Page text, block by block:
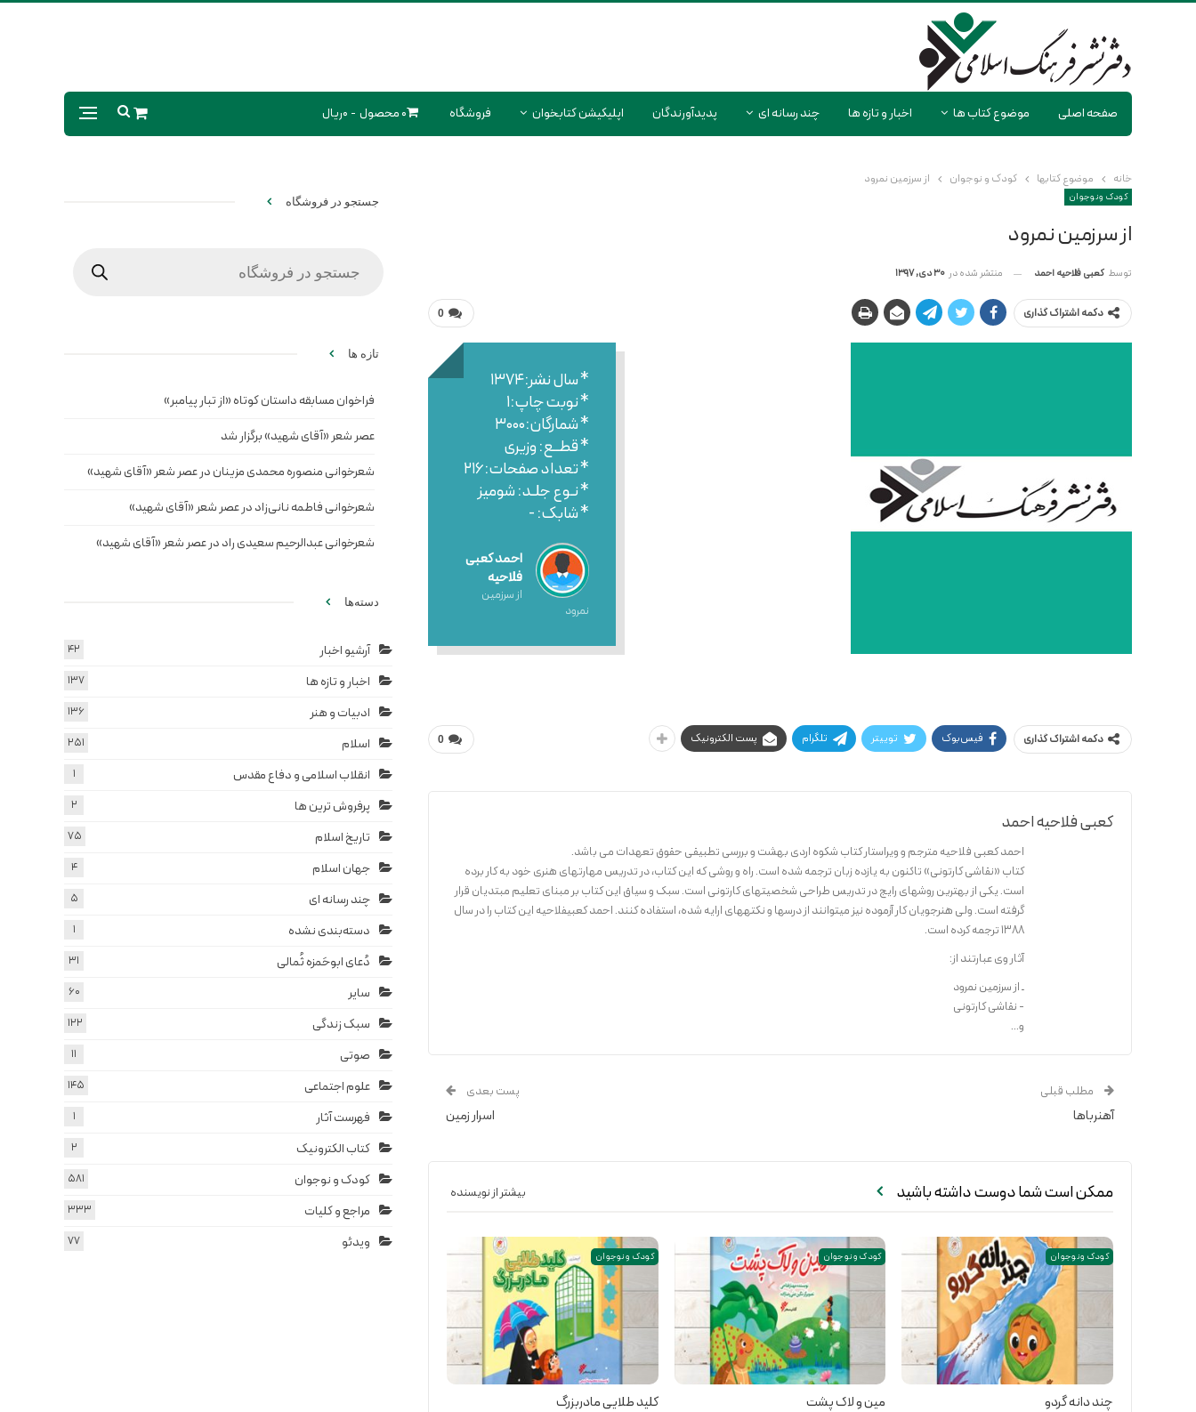
صفحه اصلی موضوع کتاب ها اخبار و تازه ها چند رسانه ای پدیدآورندگان اپلیکیشن کتابخوان فروشگاه 0 محصول 0ریال
خانه موضوع کتابها کودک و نوجوان از سرزمین نمرود
کودک و نوجوان
از سرزمین نمرود
توسط کعبی فلاحیه احمد منتشر شده در 30 دی, 1397
0 دکمه اشتراک گذاری
* سال نشر:۱۳۷۴
* نوبت چاپ:۱
* شمارگان:۳۰۰۰
* قطــع: وزیری
* تعداد صفحات:۲۱۶
* نـوع جلـد: شومیز
* شابک: -
احمد کعبی
فلاحیه
از سرزمین
نمرود
0 دکمه اشتراک گذاری فیس‌بوک توییتر تلگرام پست الکترونیک
کعبی فلاحیه احمد
احمد کعبی فلاحیه مترجم و ویراستار کتاب شکوه اردی بهشت و بررسی تطبیقی حقوق تعهدات می باشد.
کتاب «نقاشی کارتونی» تاکنون به یازده زبان ترجمه شده است. راه و روشی که این کتاب، در تدریس مهارت‎های هنری خود به کار برده
است. یکی از بهترین روش‎های رایج در تدریس طراحی شخصیت‎های کارتونی است. سبک و سیاق این کتاب بر مبنای تعلیم مبتدیان قرار
گرفته است. ولی هنرجویان کار آزموده نیز می‎توانند از درس‎ها و نکته‎های ارایه شده، استفاده کنند. احمد کعبی‎فلاحیه این کتاب را در سال
1388 ترجمه کرده است.
آثار وی عبارتند از:
ـ از سرزمین نمرود
- نقاشی کارتونی
و...
مطلب قبلی
آهنرباها
پست بعدی
اسرار زمین
ممکن است شما دوست داشته باشید بیشتر از نویسنده
کودک و نوجوان
چند دانه گردو
کودک و نوجوان
مین و لاک پشت
کودک و نوجوان
کلید طلایی مادربزرگ
جستجو در فروشگاه
تازه ها
فراخوان مسابقه داستان کوتاه «از تبار پیامبر»
عصر شعر «آقای شهید» برگزار شد
شعرخوانی منصوره محمدی مزینان در عصر شعر «آقای شهید»
شعرخوانی فاطمه نانی‌زاد در عصر شعر «آقای شهید»
شعرخوانی عبدالرحیم سعیدی راد در عصر شعر «آقای شهید»
دسته‌ها
آرشیو اخبار 42
اخبار و تازه ها 137
ادبیات و هنر 136
اسلام 251
انقلاب اسلامی و دفاع مقدس 1
پرفروش ترین ها 2
تاریخ اسلام 75
جهان اسلام 4
چند رسانه ای 5
دسته‌بندی نشده 1
دُعای ابوحَمزه ثُمالی 31
سایر 60
سبک زندگی 122
صوتی 11
علوم اجتماعی 145
فهرست آثار 1
کتاب الکترونیک 2
کودک و نوجوان 581
مراجع و کلیات 333
ویدئو 77